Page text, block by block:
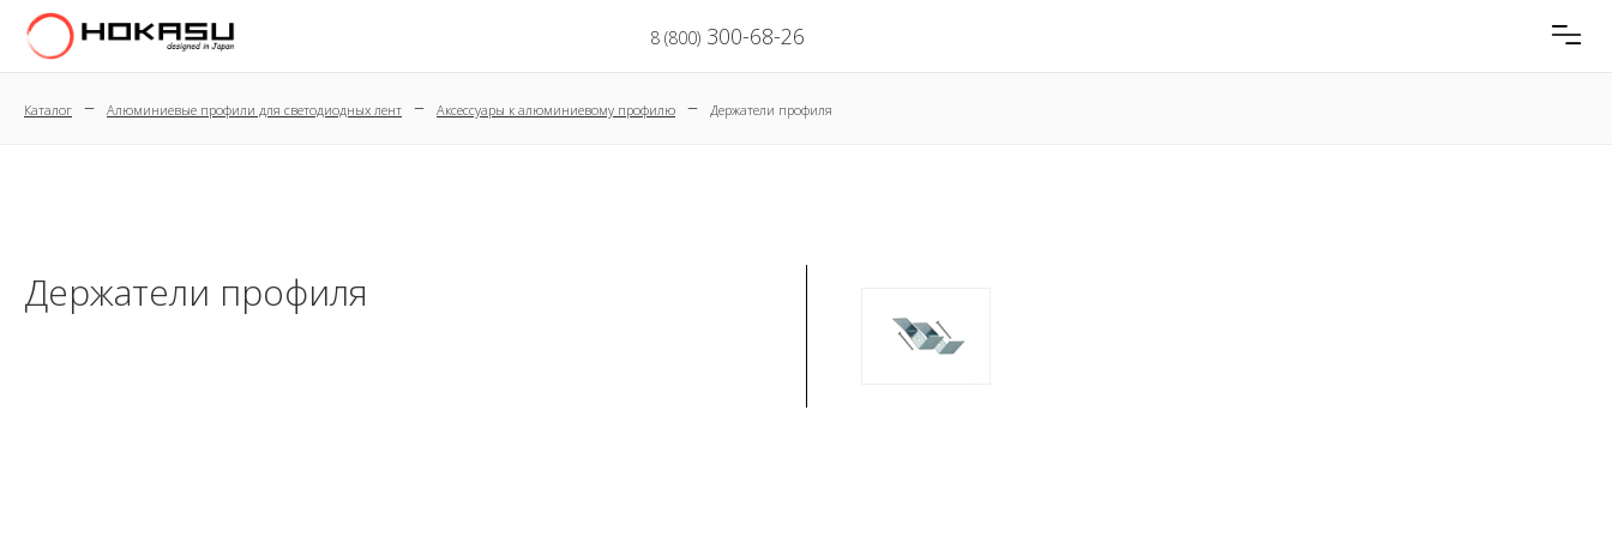
8 (800)300-68-26
Каталог – Алюминиевые профили для светодиодных лент – Аксессуары к алюминиевому профилю – Держатели профиля
Держатели профиля